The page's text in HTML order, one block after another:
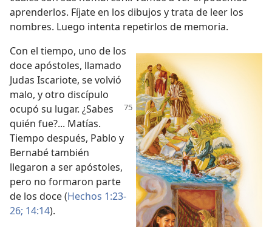
aprenderlos. Fíjate en los dibujos y trata de leer los
nombres. Luego intenta repetirlos de memoria.
Con el tiempo, uno de los
doce apóstoles, llamado
Judas Iscariote, se volvió
malo, y otro discípulo
ocupó su lugar. ¿Sabes
quién fue?... Matías.
Tiempo después, Pablo y
Bernabé también
llegaron a ser apóstoles,
pero no formaron parte
de los doce (Hechos 1:23-
26; 14:14).